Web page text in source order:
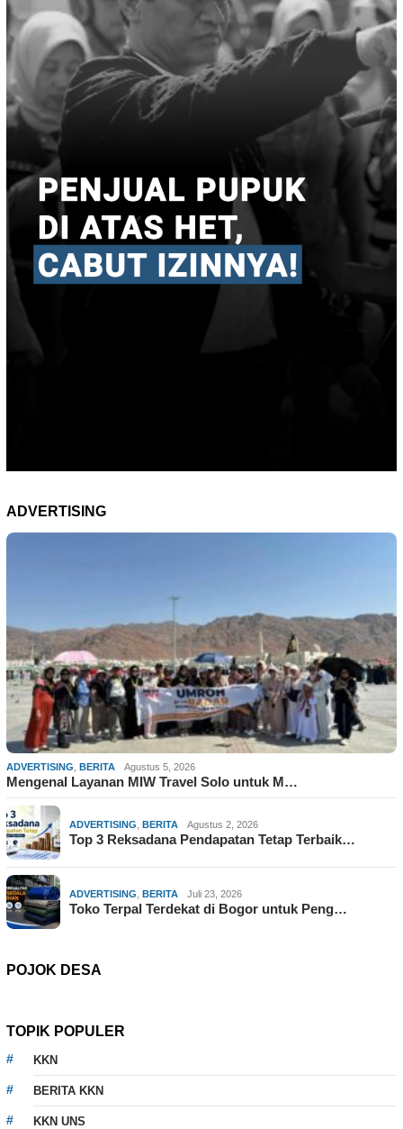
ADVERTISING
ADVERTISING, BERITA Agustus 5, 2026
Mengenal Layanan MIW Travel Solo untuk M…
ADVERTISING, BERITA Agustus 2, 2026
Top 3 Reksadana Pendapatan Tetap Terbaik…
ADVERTISING, BERITA Juli 23, 2026
Toko Terpal Terdekat di Bogor untuk Peng…
POJOK DESA
TOPIK POPULER
KKN
BERITA KKN
KKN UNS